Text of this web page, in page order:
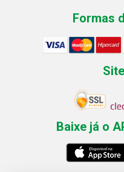
Formas
Baixe já o